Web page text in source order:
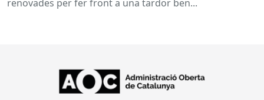
renovades per fer front a una tardor ben...